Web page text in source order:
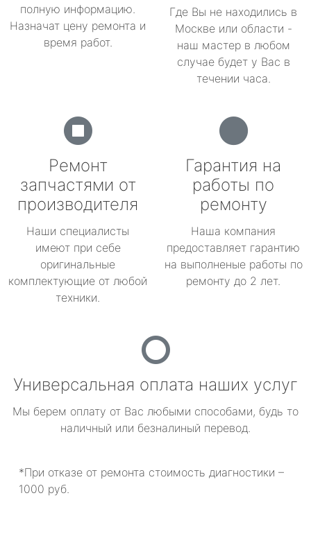
полную информацию.
Назначат цену ремонта и
время работ.
Где Вы не находились в
Москве или области -
наш мастер в любом
случае будет у Вас в
течении часа.
Ремонт
запчастями от
производителя
Наши специалисты
имеют при себе
оригинальные
комплектующие от любой
техники.
Гарантия на
работы по
ремонту
Наша компания
предоставляет гарантию
на выполненые работы по
ремонту до 2 лет.
Универсальная оплата наших услуг
Мы берем оплату от Вас любыми способами, будь то
наличный или безналиный перевод.
*При отказе от ремонта стоимость диагностики –
1000 руб.